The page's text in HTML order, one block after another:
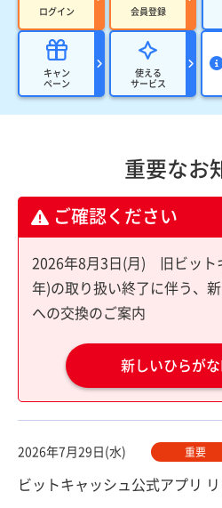
ログイン 会員登録
キャン
ペーン
使える
サービス
重要なお
ご確認ください
2026年8月3日(月) 旧ビット
年)の取り扱い終了に伴う、
への交換のご案内
新しいひらが
2026年7月29日(水) 重要
ビットキャッシュ公式アプリ